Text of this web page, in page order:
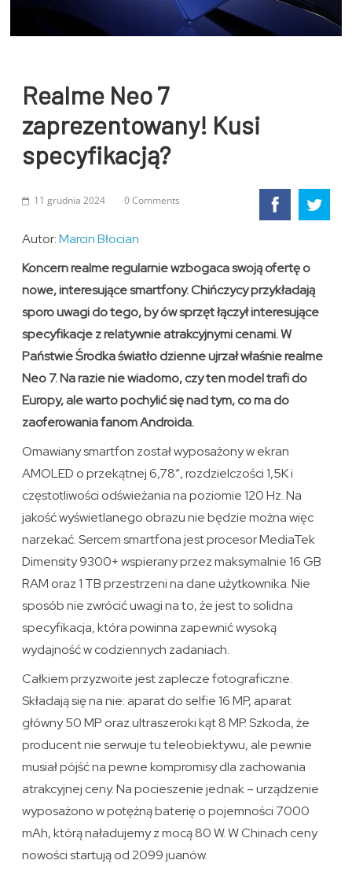
Realme Neo 7
zaprezentowany! Kusi
specyfikacją?
11 grudnia 2024 0 Comments
Autor:Marcin Błocian
Koncern realme regularnie wzbogaca swoją ofertę o
nowe, interesujące smartfony. Chińczycy przykładają
sporo uwagi do tego, by ów sprzęt łączył interesujące
specyfikacje z relatywnie atrakcyjnymi cenami. W
Państwie Środka światło dzienne ujrzał właśnie realme
Neo 7. Na razie nie wiadomo, czy ten model trafi do
Europy, ale warto pochylić się nad tym, co ma do
zaoferowania fanom Androida.
Omawiany smartfon został wyposażony w ekran
AMOLED o przekątnej 6,78″, rozdzielczości 1,5K i
częstotliwości odświeżania na poziomie 120 Hz. Na
jakość wyświetlanego obrazu nie będzie można więc
narzekać. Sercem smartfona jest procesor MediaTek
Dimensity 9300+ wspierany przez maksymalnie 16 GB
RAM oraz 1 TB przestrzeni na dane użytkownika. Nie
sposób nie zwrócić uwagi na to, że jest to solidna
specyfikacja, która powinna zapewnić wysoką
wydajność w codziennych zadaniach.
Całkiem przyzwoite jest zaplecze fotograficzne.
Składają się na nie: aparat do selfie 16 MP, aparat
główny 50 MP oraz ultraszeroki kąt 8 MP. Szkoda, że
producent nie serwuje tu teleobiektywu, ale pewnie
musiał pójść na pewne kompromisy dla zachowania
atrakcyjnej ceny. Na pocieszenie jednak – urządzenie
wyposażono w potężną baterię o pojemności 7000
mAh, którą naładujemy z mocą 80 W. W Chinach ceny
nowości startują od 2099 juanów.